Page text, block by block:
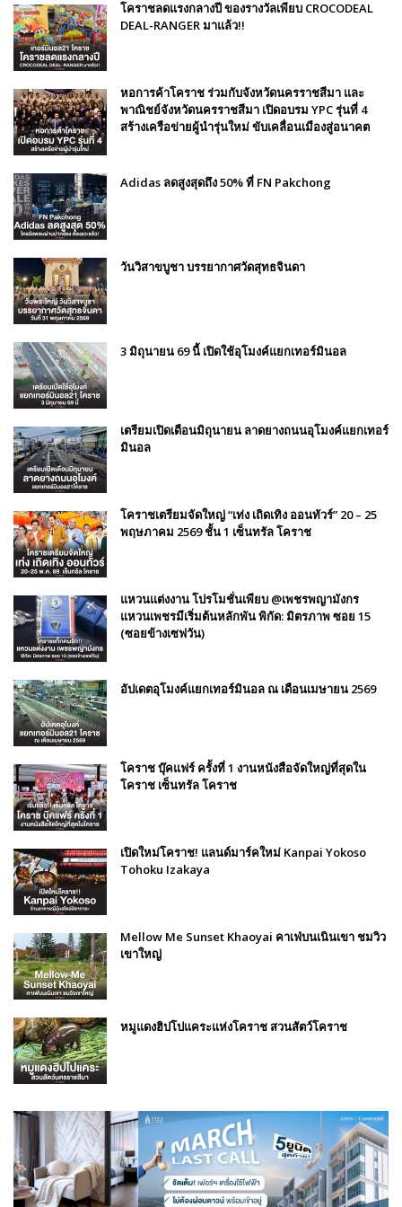
โคราชลดแรงกลางปี ของรางวัลเพียบ CROCODEAL
DEAL-RANGER มาแล้ว!!
หอการค้าโคราช ร่วมกับจังหวัดนครราชสีมา และ
พาณิชย์จังหวัดนครราชสีมา เปิดอบรม YPC รุ่นที่ 4
สร้างเครือข่ายผู้นำรุ่นใหม่ ขับเคลื่อนเมืองสู่อนาคต
Adidas ลดสูงสุดถึง 50% ที่ FN Pakchong
วันวิสาขบูชา บรรยากาศวัดสุทธจินดา
3 มิถุนายน 69 นี้ เปิดใช้อุโมงค์แยกเทอร์มินอล
เตรียมเปิดเดือนมิถุนายน ลาดยางถนนอุโมงค์แยกเทอร์
มินอล
โคราชเตรียมจัดใหญ่ “เท่ง เถิดเทิง ออนทัวร์” 20 – 25
พฤษภาคม 2569 ชั้น 1 เซ็นทรัล โคราช
แหวนแต่งงาน โปรโมชั่นเพียบ @เพชรพญามังกร
แหวนเพชรมีเริ่มต้นหลักพัน พิกัด: มิตรภาพ ซอย 15
(ซอยข้างเซฟวัน)
อัปเดตอุโมงค์แยกเทอร์มินอล ณ เดือนเมษายน 2569
โคราช บุ๊คแฟร์​ ครั้งที่​ 1 งานหนังสือจัดใหญ่ที่สุดใน
โคราช เซ็นทรัล โคราช
เปิดใหม่โคราช! แลนด์มาร์คใหม่ Kanpai Yokoso
Tohoku Izakaya
Mellow Me Sunset Khaoyai คาเฟ่บนเนินเขา ชมวิว
เขาใหญ่
หมูแดงฮิปโปแคระแห่งโคราช สวนสัตว์โคราช